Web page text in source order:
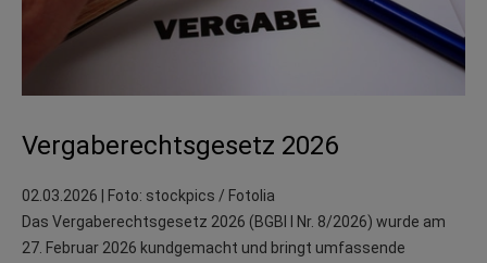
Vergaberechtsgesetz 2026
02.03.2026
| Foto: stockpics / Fotolia
Das Vergaberechtsgesetz 2026 (BGBl I Nr. 8/2026) wurde am
27. Februar 2026 kundgemacht und bringt umfassende